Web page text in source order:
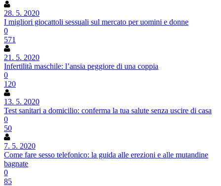
28. 5. 2020
I migliori giocattoli sessuali sul mercato per uomini e donne
0
571
21. 5. 2020
Infertilità maschile: l’ansia peggiore di una coppia
0
120
13. 5. 2020
Test sanitari a domicilio: conferma la tua salute senza uscire di casa
0
50
7. 5. 2020
Come fare sesso telefonico: la guida alle erezioni e alle mutandine
bagnate
0
85